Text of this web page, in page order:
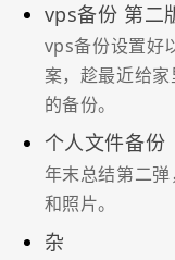
vps备份 第二
vps备份设置好
案，趁最近给
的备份。
个人文件备份
年末总结第二
和照片。
杂